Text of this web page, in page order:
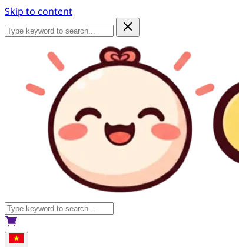
Skip to content